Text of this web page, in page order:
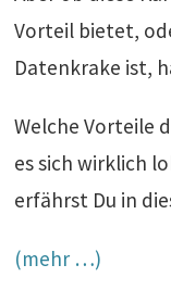
Vorteil bietet,
Datenkrake ist,
Welche Vorteile
es sich wirklich
erfährst Du in
(mehr …)